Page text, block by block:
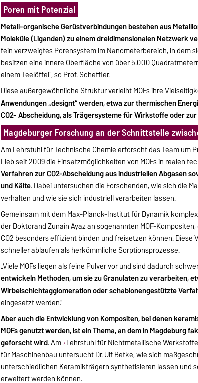
Poren mit Potenzial
Metall-organische Gerüstverbindungen bestehen aus
Moleküle (Liganden) zu einem dreidimensionalen Netzwerk
fein verzweigtes Porensystem im Nanometerbereich, in dem
besitzen eine innere Oberfläche von über 5.000
einem Teelöffel", so Prof. Scheffler.
Diese außergewöhnliche Struktur verleiht MOFs ihre
Anwendungen „designt“ werden, etwa zur thermischen
CO2- Abscheidung, als Trägersysteme für Wirkstoffe oder
Magdeburger Forschung an der Schnittstelle
Am Lehrstuhl für Technische Chemie erforscht das Team um
Lieb seit 2009 die Einsatzmöglichkeiten von MOFs in realen
Verfahren zur CO2-Abscheidung aus industriellen Abgasen
und Kälte. Dabei untersuchen die Forschenden, wie sich die
verhalten und wie sie sich industriell verarbeiten lassen.
Gemeinsam mit dem Max-Planck-Institut für Dynamik
der Doktorand Zunain Ayaz an sogenannten MOF-
CO2 besonders effizient binden und freisetzen können.
schneller ablaufen als herkömmliche Sorptionsprozesse.
„Viele MOFs liegen als feine Pulver vor und sind dadurch
entwickeln Methoden, um sie zu Granulaten zu verarbeiten,
Wirbelschichtagglomeration oder schablonengestützte
eingesetzt werden.“
Aber auch die Entwicklung von Kompositen, bei denen
MOFs genutzt werden, ist ein Thema, an dem in Magdeburg
geforscht wird. Am Lehrstuhl für Nichtmetallische Werkstoffe
für Maschinenbau untersucht Dr. Ulf Betke, wie sich
unterschiedlichen Keramikträgern synthetisieren lassen und
erweitert werden können.